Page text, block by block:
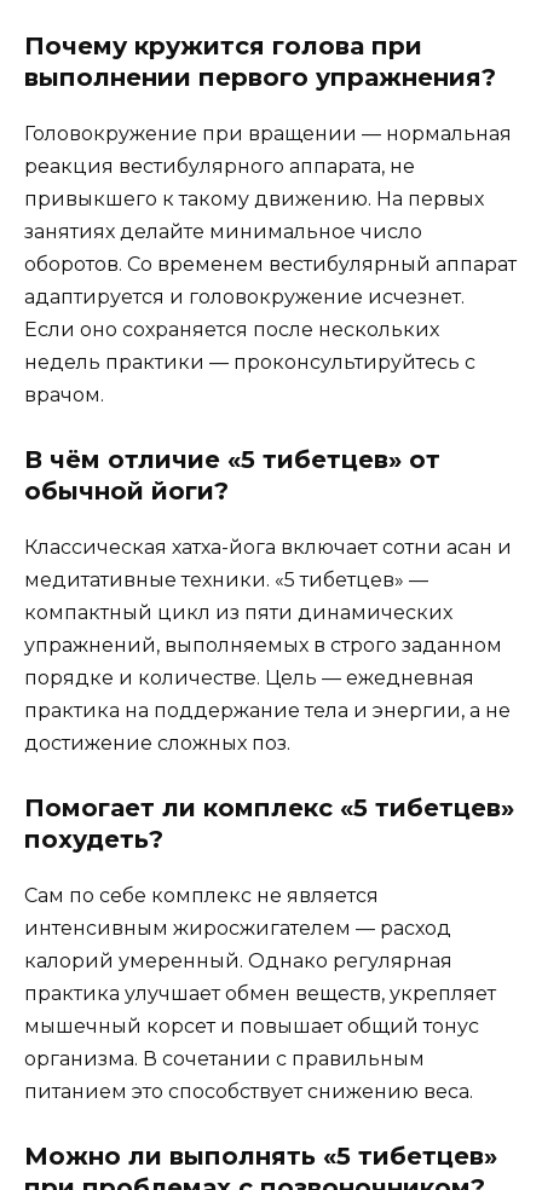
Почему кружится голова при
выполнении первого упражнения?
Головокружение при вращении — нормальная
реакция вестибулярного аппарата, не
привыкшего к такому движению. На первых
занятиях делайте минимальное число
оборотов. Со временем вестибулярный аппарат
адаптируется и головокружение исчезнет.
Если оно сохраняется после нескольких
недель практики — проконсультируйтесь с
врачом.
В чём отличие «5 тибетцев» от
обычной йоги?
Классическая хатха-йога включает сотни асан и
медитативные техники. «5 тибетцев» —
компактный цикл из пяти динамических
упражнений, выполняемых в строго заданном
порядке и количестве. Цель — ежедневная
практика на поддержание тела и энергии, а не
достижение сложных поз.
Помогает ли комплекс «5 тибетцев»
похудеть?
Сам по себе комплекс не является
интенсивным жиросжигателем — расход
калорий умеренный. Однако регулярная
практика улучшает обмен веществ, укрепляет
мышечный корсет и повышает общий тонус
организма. В сочетании с правильным
питанием это способствует снижению веса.
Можно ли выполнять «5 тибетцев»